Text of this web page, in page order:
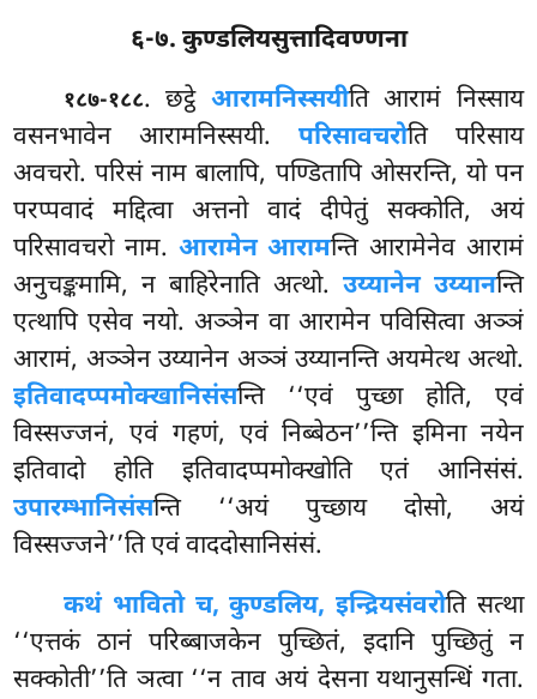
६-७. कुण्डलियसुत्तादिवण्णना
१८७-१८८. छट्ठे आरामनिस्सयीति आरामं निस्साय
वसनभावेन आरामनिस्सयी. परिसावचरोति परिसाय
अवचरो. परिसं नाम बालापि, पण्डितापि ओसरन्ति, यो पन
परप्पवादं मद्दित्वा अत्तनो वादं दीपेतुं सक्कोति, अयं
परिसावचरो नाम. आरामेन आरामन्ति आरामेनेव आरामं
अनुचङ्कमामि, न बाहिरेनाति अत्थो. उय्यानेन उय्यानन्ति
एत्थापि एसेव नयो. अञ्ञेन वा आरामेन पविसित्वा अञ्ञं
आरामं, अञ्ञेन उय्यानेन अञ्ञं उय्यानन्ति अयमेत्थ अत्थो.
इतिवादप्पमोक्खानिसंसन्ति ‘‘एवं पुच्छा होति, एवं
विस्सज्जनं, एवं गहणं, एवं निब्बेठन’’न्ति इमिना नयेन
इतिवादो होति इतिवादप्पमोक्खोति एतं आनिसंसं.
उपारम्भानिसंसन्ति ‘‘अयं पुच्छाय दोसो, अयं
विस्सज्जने’’ति एवं वाददोसानिसंसं.
कथं भावितो च, कुण्डलिय, इन्द्रियसंवरोति सत्था
‘‘एत्तकं ठानं परिब्बाजकेन पुच्छितं, इदानि पुच्छितुं न
सक्कोती’’ति ञत्वा ‘‘न ताव अयं देसना यथानुसन्धिं गता.